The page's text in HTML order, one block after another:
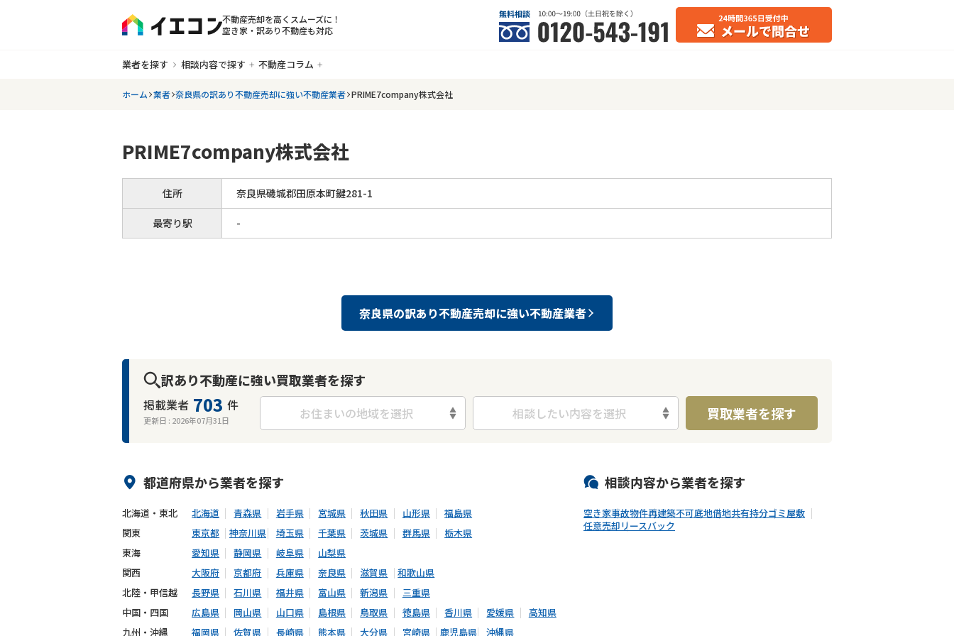
不動産売却を高くスムーズに！
空き家・訳あり不動産も対応
業者を探す 相談内容で探す 不動産コラム
ホーム 業者 奈良県の訳あり不動産売却に強い不動産業者 PRIME7company株式会社
PRIME7company株式会社
住所 奈良県磯城郡田原本町鍵281-1
最寄り駅 -
奈良県の訳あり不動産売却に強い不動産業者
訳あり不動産に強い買取業者を探す
掲載業者 703 件
更新日 : 2026年07月31日 お住まいの地域を選択 相談したい内容を選択 買取業者を探す
都道府県から業者を探す
北海道・東北 北海道 青森県 岩手県 宮城県 秋田県 山形県
福島県
関東
東京都 神奈川県 埼玉県 千葉県 茨城県 群馬県
栃木県
東海
愛知県 静岡県 岐阜県
山梨県
関西
大阪府 京都府 兵庫県 奈良県 滋賀県
和歌山県
北陸・甲信越
長野県 石川県 福井県 富山県 新潟県
三重県
中国・四国
広島県 岡山県 山口県 島根県 鳥取県 徳島県 香川県 愛媛県
高知県
九州・沖縄
福岡県 佐賀県 長崎県 熊本県 大分県 宮崎県 鹿児島県 沖縄県
相談内容から業者を探す
空き家事故物件再建築不可底地借地共有持分ゴミ屋敷
任意売却リースバック